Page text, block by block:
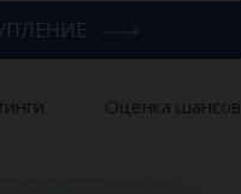
Оценка шансов